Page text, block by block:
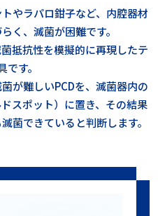
やラパロ鉗子など、内腔器材
く、滅菌が困難です。
抵抗性を模擬的に再現したテ
です。
が難しいPCDを、滅菌器内の
スポット）に置き、その結果
菌できていると判断します。